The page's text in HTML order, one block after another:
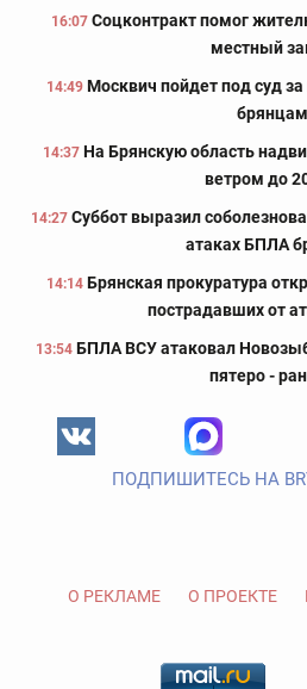
16:07 Соцконтракт помог
местный
14:49 Москвич пойдет под суд
брянцам
14:37 На Брянскую область
ветром до
14:27 Суббот выразил
атаках БПЛА
14:14 Брянская прокуратура
пострадавших от
13:54 БПЛА ВСУ атаковал
пятеро -
ПОДПИШИТЕСЬ НА
О РЕКЛАМЕ О ПРОЕКТЕ